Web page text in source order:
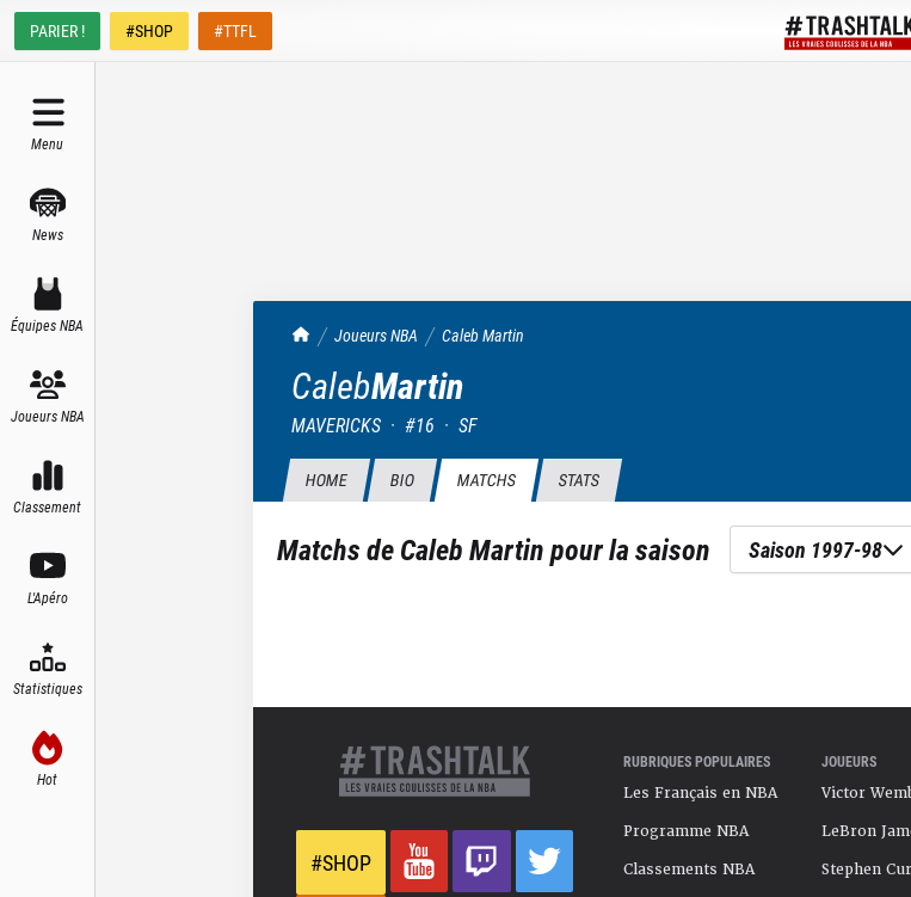
PARIER ! #SHOP #TTFL
Menu
News
Équipes NBA
Joueurs NBA
Classement
L'Apéro
Statistiques
Hot
TrashTalk Actu NBA
Joueurs NBA Caleb Martin
CalebMartin
MAVERICKS · #16 · SF
HOME BIO MATCHS STATS
Matchs deCaleb Martinpour la saison Saison 1997-98
#SHOP
RUBRIQUES POPULAIRES
Les Français en NBA
Programme NBA
Classements NBA
JOUEURS
Victor
LeBron
Stephen